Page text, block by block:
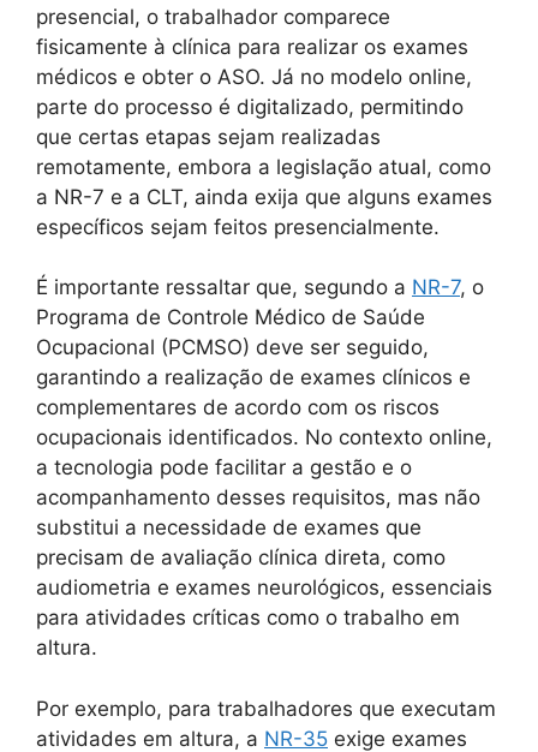
presencial, o trabalhador comparece
fisicamente à clínica para realizar os exames
médicos e obter o ASO. Já no modelo online,
parte do processo é digitalizado, permitindo
que certas etapas sejam realizadas
remotamente, embora a legislação atual, como
a NR-7 e a CLT, ainda exija que alguns exames
específicos sejam feitos presencialmente.
É importante ressaltar que, segundo a NR-7, o
Programa de Controle Médico de Saúde
Ocupacional (PCMSO) deve ser seguido,
garantindo a realização de exames clínicos e
complementares de acordo com os riscos
ocupacionais identificados. No contexto online,
a tecnologia pode facilitar a gestão e o
acompanhamento desses requisitos, mas não
substitui a necessidade de exames que
precisam de avaliação clínica direta, como
audiometria e exames neurológicos, essenciais
para atividades críticas como o trabalho em
altura.
Por exemplo, para trabalhadores que executam
atividades em altura, a NR-35 exige exames